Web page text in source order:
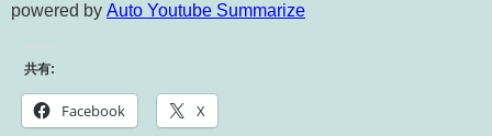
powered by Auto Youtube Summarize
共有:
Facebook X